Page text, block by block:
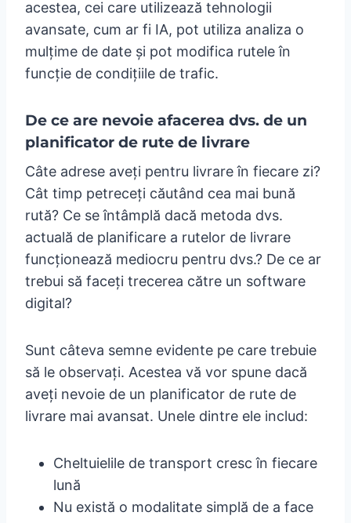
acestea, cei care utilizează tehnologii
avansate, cum ar fi IA, pot utiliza analiza o
mulțime de date și pot modifica rutele în
funcție de condițiile de trafic.
De ce are nevoie afacerea dvs. de un
planificator de rute de livrare
Câte adrese aveți pentru livrare în fiecare zi?
Cât timp petreceți căutând cea mai bună
rută? Ce se întâmplă dacă metoda dvs.
actuală de planificare a rutelor de livrare
funcționează mediocru pentru dvs.? De ce ar
trebui să faceți trecerea către un software
digital?
Sunt câteva semne evidente pe care trebuie
să le observați. Acestea vă vor spune dacă
aveți nevoie de un planificator de rute de
livrare mai avansat. Unele dintre ele includ:
Cheltuielile de transport cresc în fiecare
lună
Nu există o modalitate simplă de a face